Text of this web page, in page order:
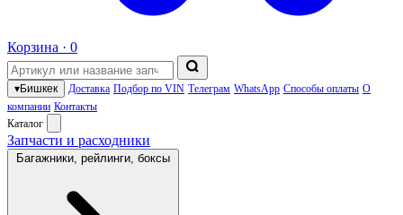
Корзина · 0
▾Бишкек Доставка Подбор по VIN Телеграм WhatsApp Способы оплаты О
компании Контакты
Каталог
Запчасти и расходники
Багажники, рейлинги, боксы